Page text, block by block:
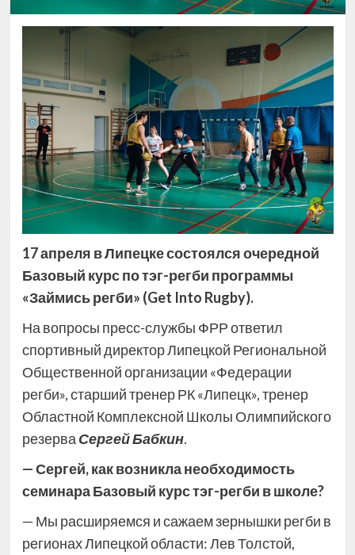
17 апреля в Липецке состоялся очередной
Базовый курс по тэг-регби программы
«Займись регби» (Get Into Rugby).
На вопросы пресс-службы ФРР ответил
спортивный директор Липецкой Региональной
Общественной организации «Федерации
регби», старший тренер РК «Липецк», тренер
Областной Комплексной Школы Олимпийского
резерва Сергей Бабкин.
— Сергей, как возникла необходимость
семинара Базовый курс тэг-регби в школе?
— Мы расширяемся и сажаем зернышки регби в
регионах Липецкой области: Лев Толстой,